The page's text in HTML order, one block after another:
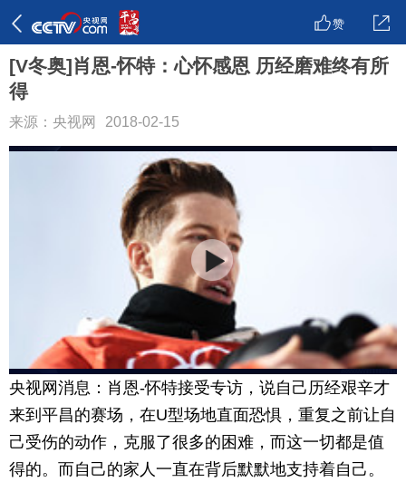
赞
[V冬奥]肖恩-怀特：心怀感恩 历经磨难终有所
得
来源：央视网 2018-02-15
央视网消息：肖恩-怀特接受专访，说自己历经艰辛才
来到平昌的赛场，在U型场地直面恐惧，重复之前让自
己受伤的动作，克服了很多的困难，而这一切都是值
得的。而自己的家人一直在背后默默地支持着自己。